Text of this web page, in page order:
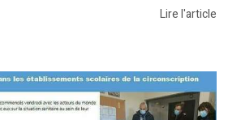
Lire l'article